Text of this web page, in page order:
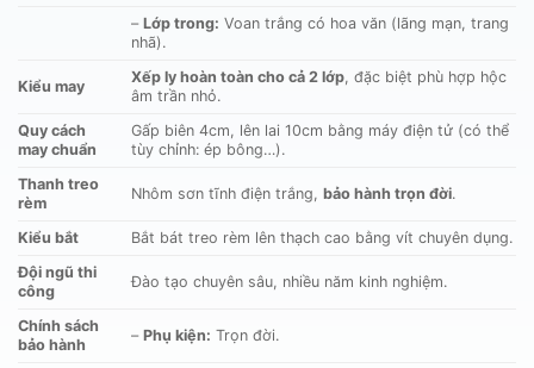
–Lớp trong: Voan trắng có hoa văn (lãng mạn, trang
nhã).
Kiểu may
Xếp ly hoàn toàn cho cả 2 lớp, đặc biệt phù hợp hộc
âm trần nhỏ.
Quy cách
may chuẩn
Gấp biên 4cm, lên lai 10cm bằng máy điện tử (có thể
tùy chỉnh: ép bông…).
Thanh treo
rèm
Nhôm sơn tĩnh điện trắng,bảo hành trọn đời.
Kiểu bắt
Bắt bát treo rèm lên thạch cao bằng vít chuyên dụng.
Đội ngũ thi
công
Đào tạo chuyên sâu, nhiều năm kinh nghiệm.
Chính sách
bảo hành
–Phụ kiện: Trọn đời.